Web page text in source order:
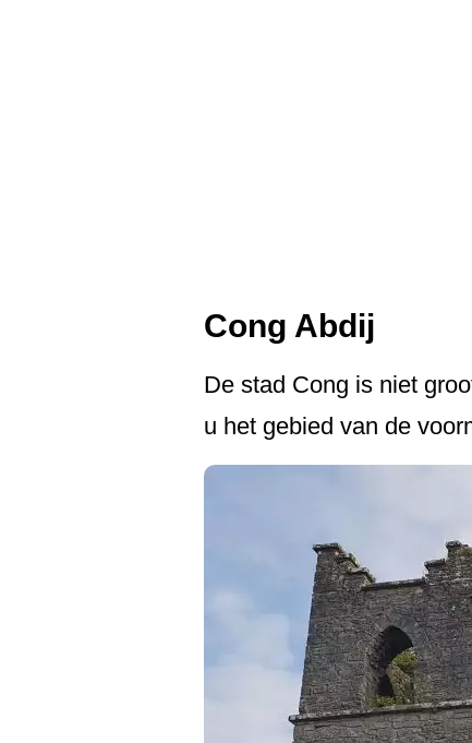
Cong Abdij
De stad Cong is niet
u het gebied van de